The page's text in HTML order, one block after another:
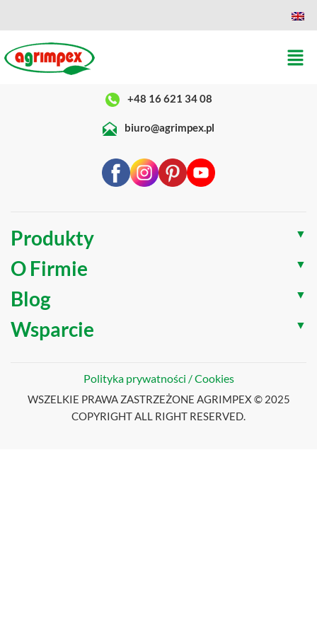
Adres:
+48 16 621 34 08
biuro@agrimpex.pl
Produkty ▼
O Firmie ▼
Blog ▼
Wsparcie ▼
Polityka prywatności / Cookies
WSZELKIE PRAWA ZASTRZEŻONE AGRIMPEX © 2025
COPYRIGHT ALL RIGHT RESERVED.